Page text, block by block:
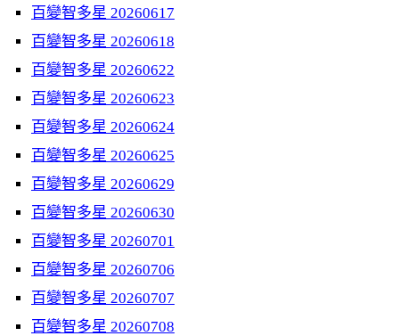
百變智多星 20260617
百變智多星 20260618
百變智多星 20260622
百變智多星 20260623
百變智多星 20260624
百變智多星 20260625
百變智多星 20260629
百變智多星 20260630
百變智多星 20260701
百變智多星 20260706
百變智多星 20260707
百變智多星 20260708